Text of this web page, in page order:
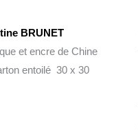
BRUNET
et encre de Chine
entoilé 30 x 30